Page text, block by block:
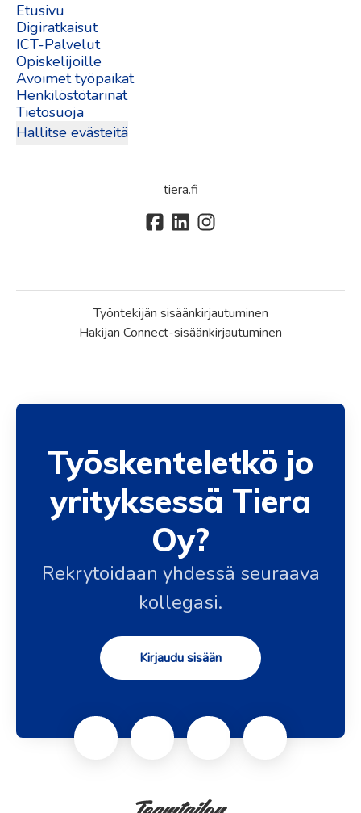
Etusivu
Digiratkaisut
ICT-Palvelut
Opiskelijoille
Avoimet työpaikat
Henkilöstötarinat
Tietosuoja
Hallitse evästeitä
tiera.fi
Työntekijän sisäänkirjautuminen
Hakijan Connect-sisäänkirjautuminen
Työskenteletkö jo
yrityksessä Tiera
Oy?
Rekrytoidaan yhdessä seuraava
kollegasi.
Kirjaudu sisään